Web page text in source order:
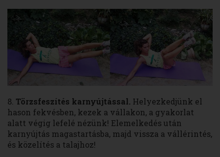
8. Törzsfeszítés karnyújtással. Helyezkedjünk el
hason fekvésben, kezek a vállakon, a gyakorlat
alatt végig lefelé nézünk! Elemelkedés után
karnyújtás magastartásba, majd vissza a vállérintés,
és közelítés a talajhoz!